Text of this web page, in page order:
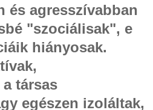
és agresszívabban
"szociálisak", e
hiányosak.
társas
egészen izoláltak,